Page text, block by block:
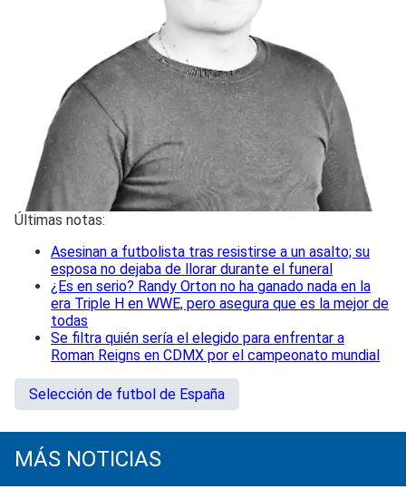
Últimas notas:
Asesinan a futbolista tras resistirse a un asalto; su
esposa no dejaba de llorar durante el funeral
¿Es en serio? Randy Orton no ha ganado nada en la
era Triple H en WWE, pero asegura que es la mejor de
todas
Se filtra quién sería el elegido para enfrentar a
Roman Reigns en CDMX por el campeonato mundial
Selección de futbol de España
MÁS NOTICIAS